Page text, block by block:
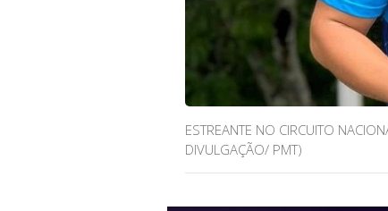
ESTREANTE NO CIRCUITO
DIVULGAÇÃO/ PMT)